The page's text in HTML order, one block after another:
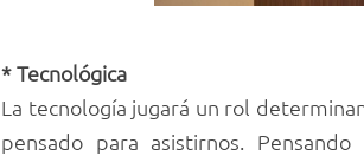
* Tecnológica
La tecnología jugará un rol
pensado para asistirnos.